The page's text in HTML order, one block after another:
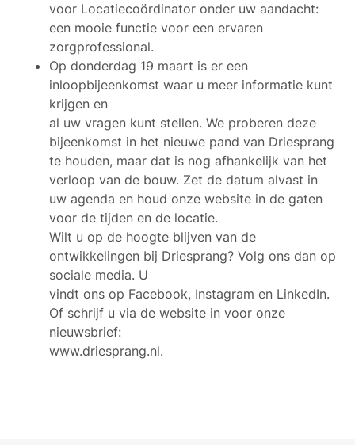
voor Locatiecoördinator onder uw aandacht:
een mooie functie voor een ervaren
zorgprofessional.
Op donderdag 19 maart is er een
inloopbijeenkomst waar u meer informatie kunt
krijgen en
al uw vragen kunt stellen. We proberen deze
bijeenkomst in het nieuwe pand van Driesprang
te houden, maar dat is nog afhankelijk van het
verloop van de bouw. Zet de datum alvast in
uw agenda en houd onze website in de gaten
voor de tijden en de locatie.
Wilt u op de hoogte blijven van de
ontwikkelingen bij Driesprang? Volg ons dan op
sociale media. U
vindt ons op Facebook, Instagram en LinkedIn.
Of schrijf u via de website in voor onze
nieuwsbrief:
www.driesprang.nl.